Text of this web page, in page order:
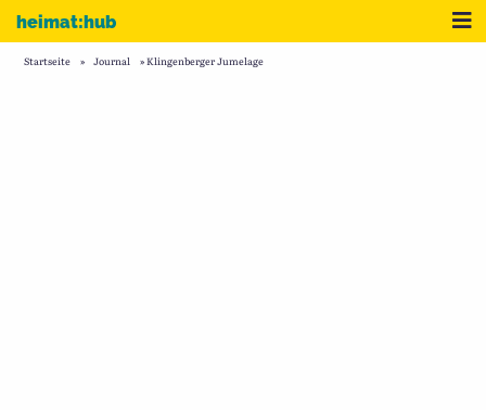
Zum Inhalt
heimat:hub
Startseite » Journal »Klingenberger Jumelage